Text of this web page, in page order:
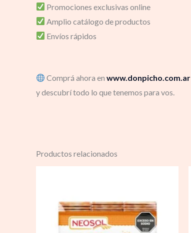
Promociones exclusivas online
Amplio catálogo de productos
Envíos rápidos
Comprá ahora enwww.donpicho.com.ar
y descubrí todo lo que tenemos para vos.
Productos relacionados
$ 1.050,00
hasta
$ 14.175,00